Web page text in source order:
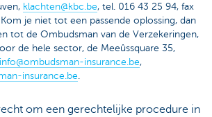
klachten@kbc.be, tel. 016 43 25 94, fax
je niet tot een passende oplossing, dan
tot de Ombudsman van de Verzekeringen,
de hele sector, de Meeûssquare 35,
info@ombudsman-insurance.be,
insurance.be
om een gerechtelijke procedure in